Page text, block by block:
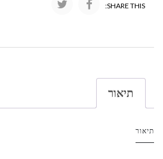
SHARE THIS:
תיאור
תיאור